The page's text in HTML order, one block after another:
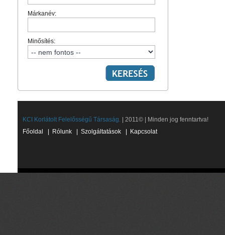
Márkanév:
Minősítés:
KCI Korlátolt Felelősségű Társaság. | 2011© | Minden jog fenntartva!
Főoldal
Rólunk Szolgáltatások Kapcsolat